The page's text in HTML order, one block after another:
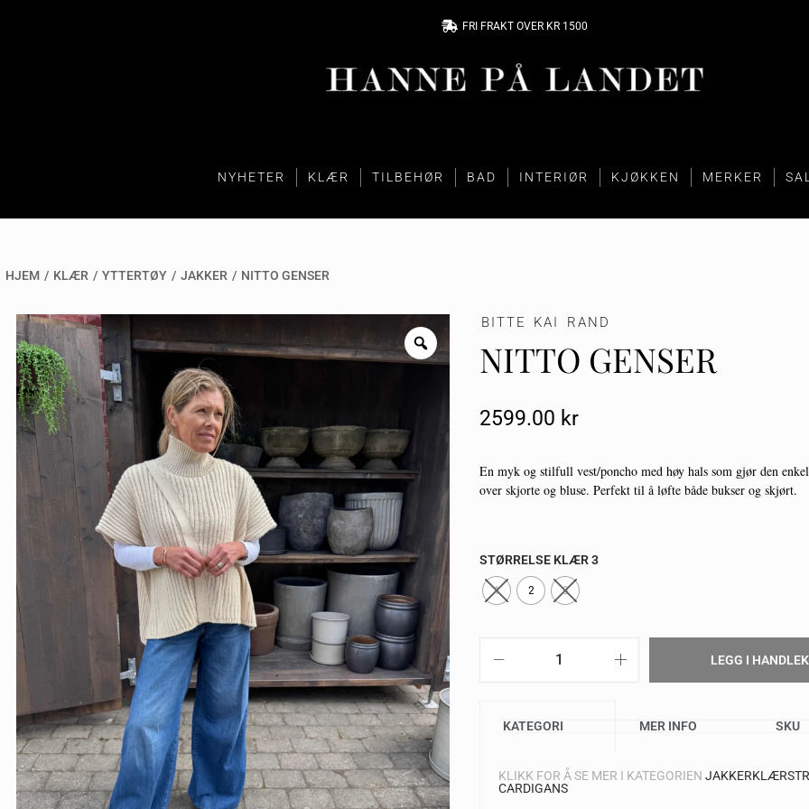
FRI FRAKT OVER KR 1500
NYHETER KLÆR TILBEHØR BAD INTERIØR KJØKKEN MERKER
HJEM / KLÆR / YTTERTØY / JAKKER / NITTO GENSER
BITTE KAI RAND
NITTO GENSER
2599.00 Kr
En myk og stilfull vest/poncho med høy hals som gjør den
over skjorte og bluse. Perfekt til å løfte både bukser og skjørt.
STØRRELSE KLÆR 3
1 2 3
LEGG I
KATEGORI MER INFO SKU
KLIKK FOR Å SE MER I KATEGORIEN JAKKERKLÆR
CARDIGANS